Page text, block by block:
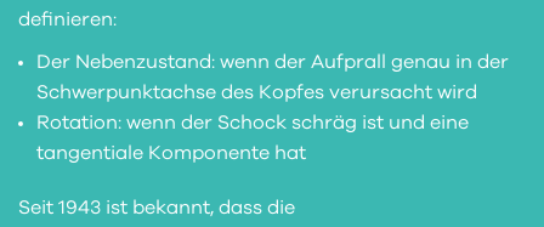
definieren:
Der Nebenzustand: wenn der Aufprall genau in der
Schwerpunktachse des Kopfes verursacht wird
Rotation: wenn der Schock schräg ist und eine
tangentiale Komponente hat
Seit 1943 ist bekannt, dass die